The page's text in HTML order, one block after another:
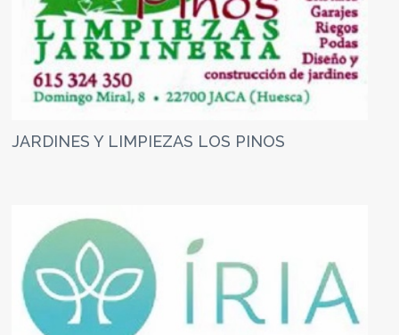
JARDINES Y LIMPIEZAS LOS PINOS